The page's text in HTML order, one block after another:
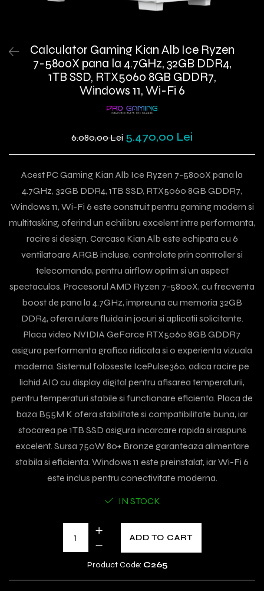
Calculator Gaming Kian Alb Ice Ryzen
7-5800X pana la 4.7GHz, 32GB DDR4,
1TB SSD, RTX5060 8GB GDDR7,
Windows 11, Wi-Fi 6
6.080,00 Lei 5.470,00 Lei
Acest PC Gaming Kian Alb Ice Ryzen 7-5800X pana la
4.7GHz, 32GB DDR4, 1TB SSD, RTX5060 8GB GDDR7,
Windows 11, Wi-Fi 6 este construit pentru gaming modern si
multitasking, oferind un echilibru excelent intre performanta,
racire si design. Carcasa Kian Alb este echipata cu 6
ventilatoare ARGB incluse, controlate prin controller si
telecomanda, pentru airflow optim si un aspect
spectaculos. Procesorul AMD Ryzen 7-5800X, cu frecventa
boost de pana la 4.7GHz, impreuna cu memoria 32GB
DDR4, ofera rulare fluida in jocuri si aplicatii solicitante.
Placa video NVIDIA GeForce RTX5060 8GB GDDR7
asigura performanta grafica ridicata si o experienta vizuala
moderna. Sistemul foloseste IcePulse360, adica racire pe
lichid AIO cu display digital pentru afisarea temperaturii,
pentru temperaturi stabile si functionare eficienta. Placa de
baza B55M K ofera stabilitate si compatibilitate buna, iar
stocarea pe 1TB SSD asigura incarcare rapida si raspuns
excelent. Sursa 750W 80+ Bronze garanteaza alimentare
stabila si eficienta. Windows 11 este preinstalat, iar Wi-Fi 6
este inclus pentru conectivitate moderna.
IN STOCK
ADD TO CART
Product Code: C265